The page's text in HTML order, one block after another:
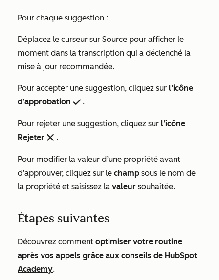
Pour chaque suggestion :
Déplacez le curseur sur Source pour afficher le
moment dans la transcription qui a déclenché la
mise à jour recommandée.
Pour accepter une suggestion, cliquez sur l’icône
d’approbation success.
Pour rejeter une suggestion, cliquez sur l’icône
Rejeter remove .
Pour modifier la valeur d’une propriété avant
d’approuver, cliquez sur le champ sous le nom de
la propriété et saisissez la valeur souhaitée.
Étapes suivantes
Découvrez comment optimiser votre routine
après vos appels grâce aux conseils de HubSpot
Academy.